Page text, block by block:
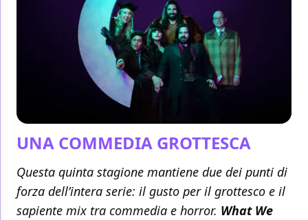
UNA COMMEDIA GROTTESCA
Questa quinta stagione mantiene due dei punti di
forza dell’intera serie: il gusto per il grottesco e il
sapiente mix tra commedia e horror. What We